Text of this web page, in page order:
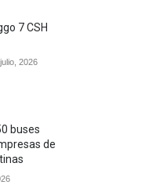
7 CSH
2026
buses
de